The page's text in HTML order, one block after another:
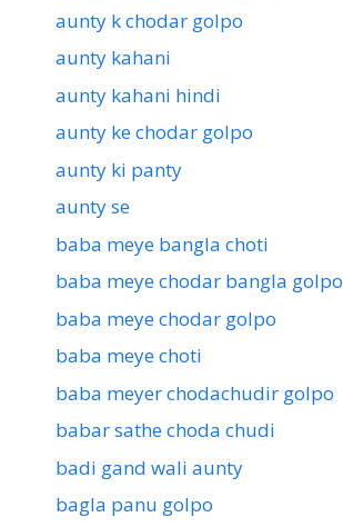
aunty k chodar golpo
aunty kahani
aunty kahani hindi
aunty ke chodar golpo
aunty ki panty
aunty se
baba meye bangla choti
baba meye chodar bangla golpo
baba meye chodar golpo
baba meye choti
baba meyer chodachudir golpo
babar sathe choda chudi
badi gand wali aunty
bagla panu golpo